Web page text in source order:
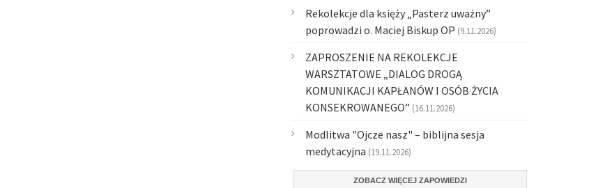
Rekolekcje dla księży „Pasterz uważny”
poprowadzi o. Maciej Biskup OP (9.11.2026)
ZAPROSZENIE NA REKOLEKCJE
WARSZTATOWE „DIALOG DROGĄ
KOMUNIKACJI KAPŁANÓW I OSÓB ŻYCIA
KONSEKROWANEGO” (16.11.2026)
Modlitwa "Ojcze nasz" – biblijna sesja
medytacyjna (19.11.2026)
ZOBACZ WIĘCEJ ZAPOWIEDZI